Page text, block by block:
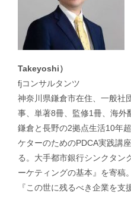
Takeyoshi）
fjコンサルタンツ
神奈川県鎌倉市在住、一般社
事、単著8冊、監修1冊、海外
鎌倉と長野の2拠点生活10年
ケターのためのPDCA実践講
る。大手都市銀行シンクタン
ーケティングの基本』を寄稿
『この世に残るべき企業を